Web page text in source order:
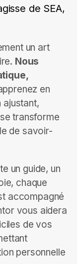
de SEA,
un art
Nous
en
ajustant,
transforme
de savoir-
un guide, un
chaque
accompagné
vous aidera
de vos
personnelle